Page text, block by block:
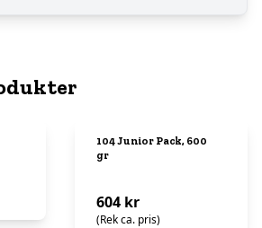
104 Junior Pack, 600
gr
604 kr
(Rek ca. pris)